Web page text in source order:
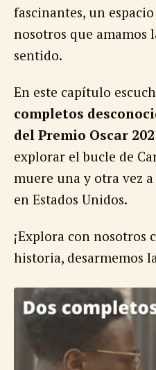
fascinantes, un
nosotros que amamos
sentido.
En este capítulo
completos
del Premio Oscar
explorar el bucle de
muere una y otra vez
en Estados Unidos.
¡Explora con nosotros
historia, desarmemos